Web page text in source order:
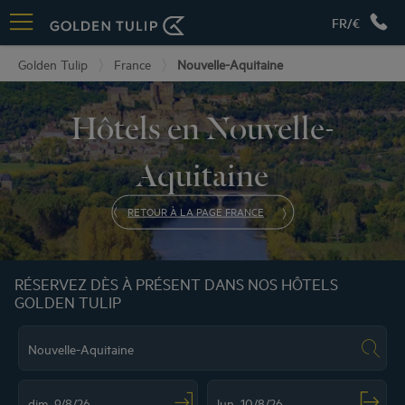
FR/€
Golden Tulip France Nouvelle-Aquitaine
Hôtels en Nouvelle-
Aquitaine
RETOUR À LA PAGE FRANCE
RÉSERVEZ DÈS À PRÉSENT DANS NOS HÔTELS
GOLDEN TULIP